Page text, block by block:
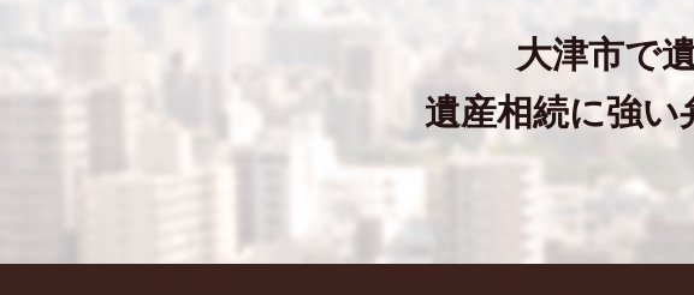
大津市で
遺産相続に強い